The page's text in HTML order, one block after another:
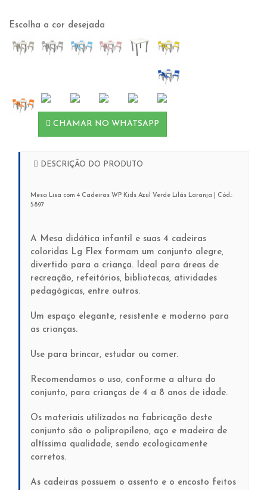
Escolha a cor desejada
CHAMAR NO WHATSAPP
DESCRIÇÃO DO PRODUTO
Mesa Lisa com 4 Cadeiras WP Kids Azul Verde Lilás Laranja | Cód.:
5897
A Mesa didática infantil e suas 4 cadeiras
coloridas Lg Flex formam um conjunto alegre,
divertido para a criança. Ideal para áreas de
recreação, refeitórios, bibliotecas, atividades
pedagógicas, entre outros.
Um espaço elegante, resistente e moderno para
as crianças.
Use para brincar, estudar ou comer.
Recomendamos o uso, conforme a altura do
conjunto, para crianças de 4 a 8 anos de idade.
Os materiais utilizados na fabricação deste
conjunto são o polipropileno, aço e madeira de
altíssima qualidade, sendo ecologicamente
corretos.
As cadeiras possuem o assento e o encosto feitos